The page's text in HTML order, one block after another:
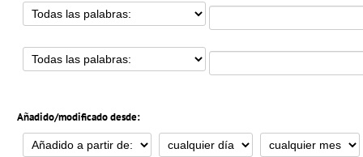
Añadido/modificado desde: